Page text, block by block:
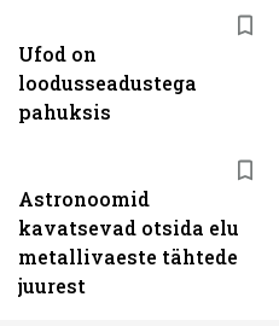
Ufod on
loodusseadustega
pahuksis
Astronoomid
kavatsevad otsida elu
metallivaeste tähtede
juurest